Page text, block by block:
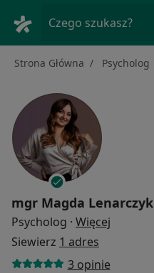
Czego szukasz?
Strona Główna Psycholog
mgr Magda Lenarczyk
Psycholog · Więcej
Siewierz 1 adres
3 opinie